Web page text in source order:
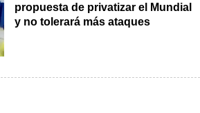
propuesta de privatizar el Mundial
y no tolerará más ataques